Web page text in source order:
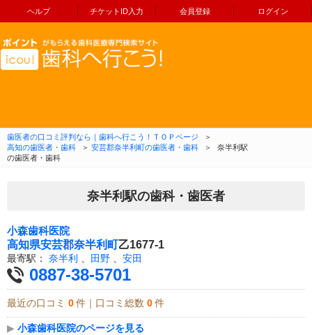
ヘルプ チケットID入力 会員登録 ログイン
コンテンツへ移動
歯医者の口コミ評判なら｜歯科へ行こう！ＴＯＰページ
＞
高知の歯医者・歯科
＞ 安芸郡奈半利町の歯医者・歯科 ＞
奈半利駅
の歯医者・歯科
奈半利駅の歯科・歯医者
小森歯科医院
高知県安芸郡奈半利町乙1677-1
最寄駅： 奈半利 田野 安田
0887-38-5701
最近の口コミ 0 件｜口コミ総数 0 件
▶ 小森歯科医院のページを見る